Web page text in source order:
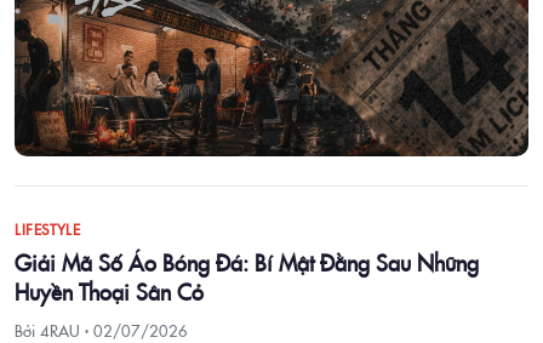
LIFESTYLE
Giải Mã Số Áo Bóng Đá: Bí Mật Đằng Sau Những
Huyền Thoại Sân Cỏ
Bởi 4RAU · 02/07/2026